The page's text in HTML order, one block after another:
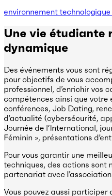
environnement
Une vie étudiante
dynamique
Des événements vous sont
pour objectifs de vous
professionnel, d’enrichir vos
compétences ainsi que votre
conférences, Job Dating,
d’actualité (cybersécurité,
Journée de l’International,
Féminin », présentations
Pour vous garantir une
techniques, des actions sont
partenariat avec l’association
Vous pouvez aussi participer